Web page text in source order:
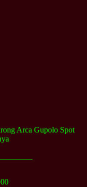
Arca Gupolo Spot